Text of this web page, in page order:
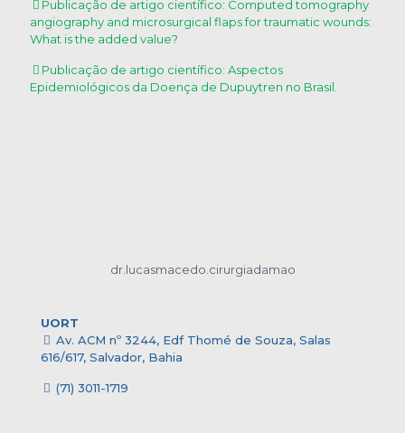
Publicação de artigo científico: Computed tomography
angiography and microsurgical flaps for traumatic wounds:
What is the added value?
Publicação de artigo científico: Aspectos
Epidemiológicos da Doença de Dupuytren no Brasil.
dr.lucasmacedo.cirurgiadamao
UORT
Av. ACM nº 3244, Edf Thomé de Souza, Salas
616/617, Salvador, Bahia
(71) 3011-1719